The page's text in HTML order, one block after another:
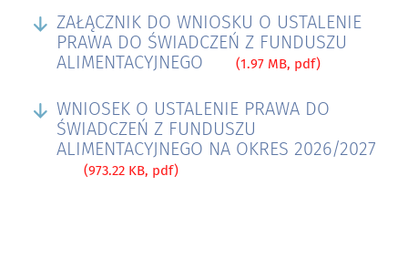
ZAŁĄCZNIK DO WNIOSKU O USTALENIE
PRAWA DO ŚWIADCZEŃ Z FUNDUSZU
ALIMENTACYJNEGO
(1.97 MB, pdf)
WNIOSEK O USTALENIE PRAWA DO
ŚWIADCZEŃ Z FUNDUSZU
ALIMENTACYJNEGO NA OKRES 2026/2027
(973.22 KB, pdf)